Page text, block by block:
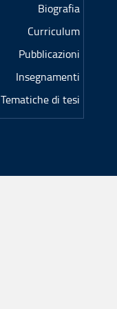
Biografia
Curriculum
Pubblicazioni
Insegnamenti
Tematiche di tesi